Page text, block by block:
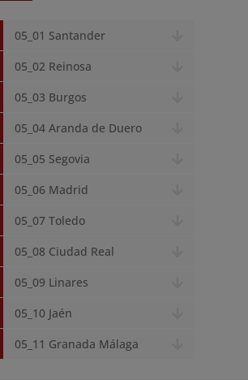
05_01 Santander
05_02 Reinosa
05_03 Burgos
05_04 Aranda de Duero
05_05 Segovia
05_06 Madrid
05_07 Toledo
05_08 Ciudad Real
05_09 Linares
05_10 Jaén
05_11 Granada Málaga